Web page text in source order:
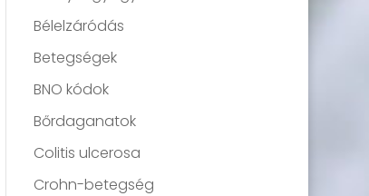
Bélelzáródás
Betegségek
BNO kódok
Bőrdaganatok
Colitis ulcerosa
Crohn-betegség